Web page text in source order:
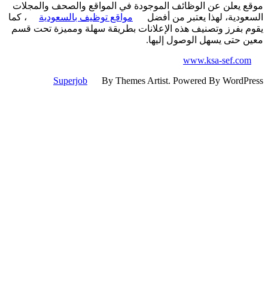
يعلن عن الوظائف الموجودة في المواقع والصحف والمجلات
لهذا يعتبر من أفضل
مواقع توظيف بالسعودية
، كما
بفرز وتصنيف هذه الإعلانات بطريقة سهلة ومميزة تحت قسم
حتى يسهل الوصول إليها.
www.ksa-
Superjob
By Themes Artist. Powered By